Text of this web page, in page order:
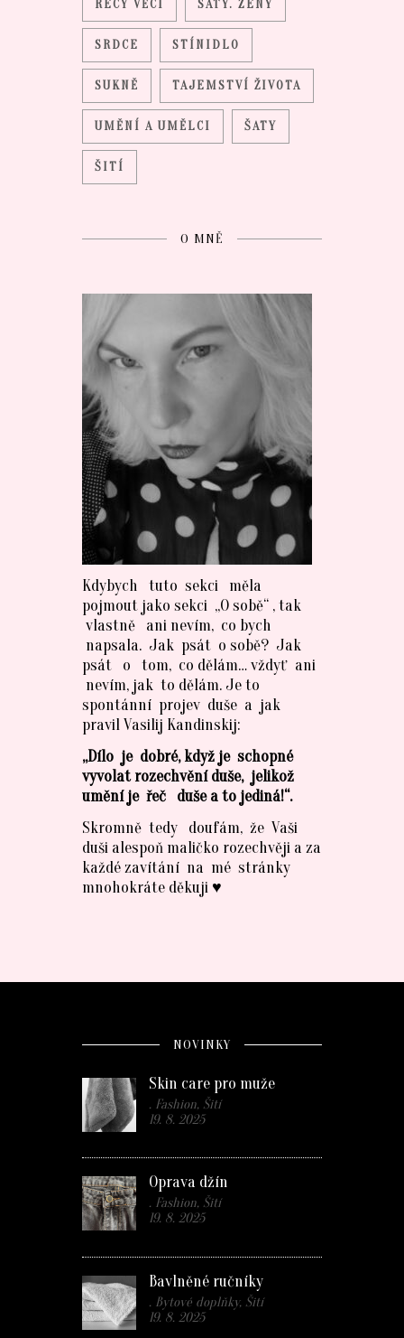
RECY VĚCI SATY. ZENY
SRDCE STÍNIDLO
SUKNĚ TAJEMSTVÍ ŽIVOTA
UMĚNÍ A UMĚLCI ŠATY
ŠITÍ
O MNĚ
Kdybych tuto sekci měla
pojmout jako sekci „O sobě“ , tak
vlastně ani nevím, co bych
napsala. Jak psát o sobě? Jak
psát o tom, co dělám… vždyť ani
nevím, jak to dělám. Je to
spontánní projev duše a jak
pravil Vasilij Kandinskij:
„Dílo je dobré, když je schopné
vyvolat rozechvění duše, jelikož
umění je řeč duše a to jediná!“.
Skromně tedy doufám, že Vaši
duši alespoň maličko rozechvěji a za
každé zavítání na mé stránky
mnohokráte děkuji ♥
NOVINKY
Skin care pro muže
. Fashion, Šití
19. 8. 2025
Oprava džín
. Fashion, Šití
19. 8. 2025
Bavlněné ručníky
. Bytové doplňky, Šití
19. 8. 2025